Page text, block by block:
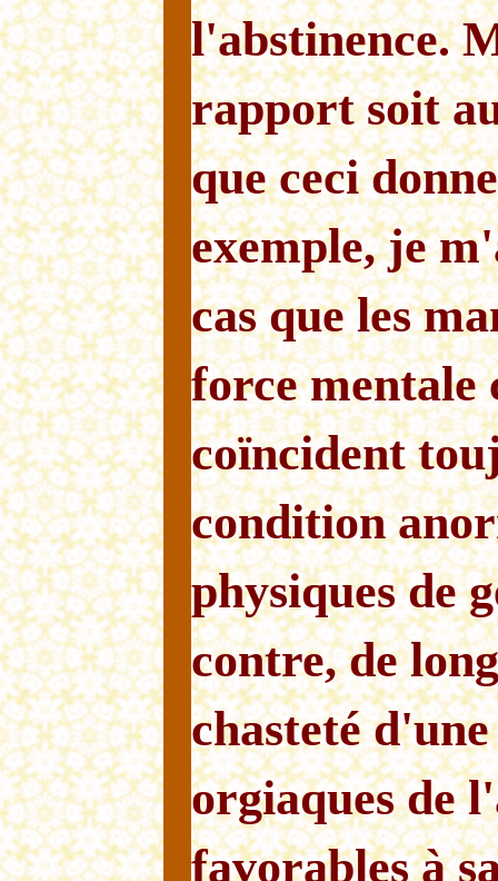
l'abstinence.
rapport soit
que ceci
exemple, je
cas que les
force mentale
coïncident
condition
physiques de
contre, de
chasteté
orgiaques de
favorables à